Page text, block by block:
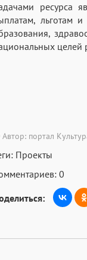
ресурса
льготам
целей
Автор: портал
Проекты
0